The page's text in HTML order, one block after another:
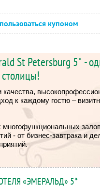
купоном
St Petersburg 5* -
качества,
к каждому гостю –
- от бизнес-завтрака и
«ЭМЕРАЛЬД» 5*